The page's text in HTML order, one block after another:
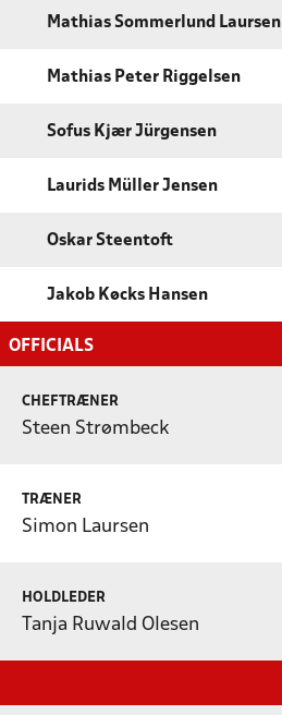
Mathias Sommerlund Laursen
Mathias Peter Riggelsen
Sofus Kjær Jürgensen
Laurids Müller Jensen
Oskar Steentoft
Jakob Køcks Hansen
OFFICIALS
CHEFTRÆNER
Steen Strømbeck
TRÆNER
Simon Laursen
HOLDLEDER
Tanja Ruwald Olesen